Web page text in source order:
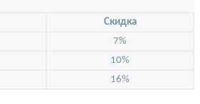
Скидкa
7%
10%
16%